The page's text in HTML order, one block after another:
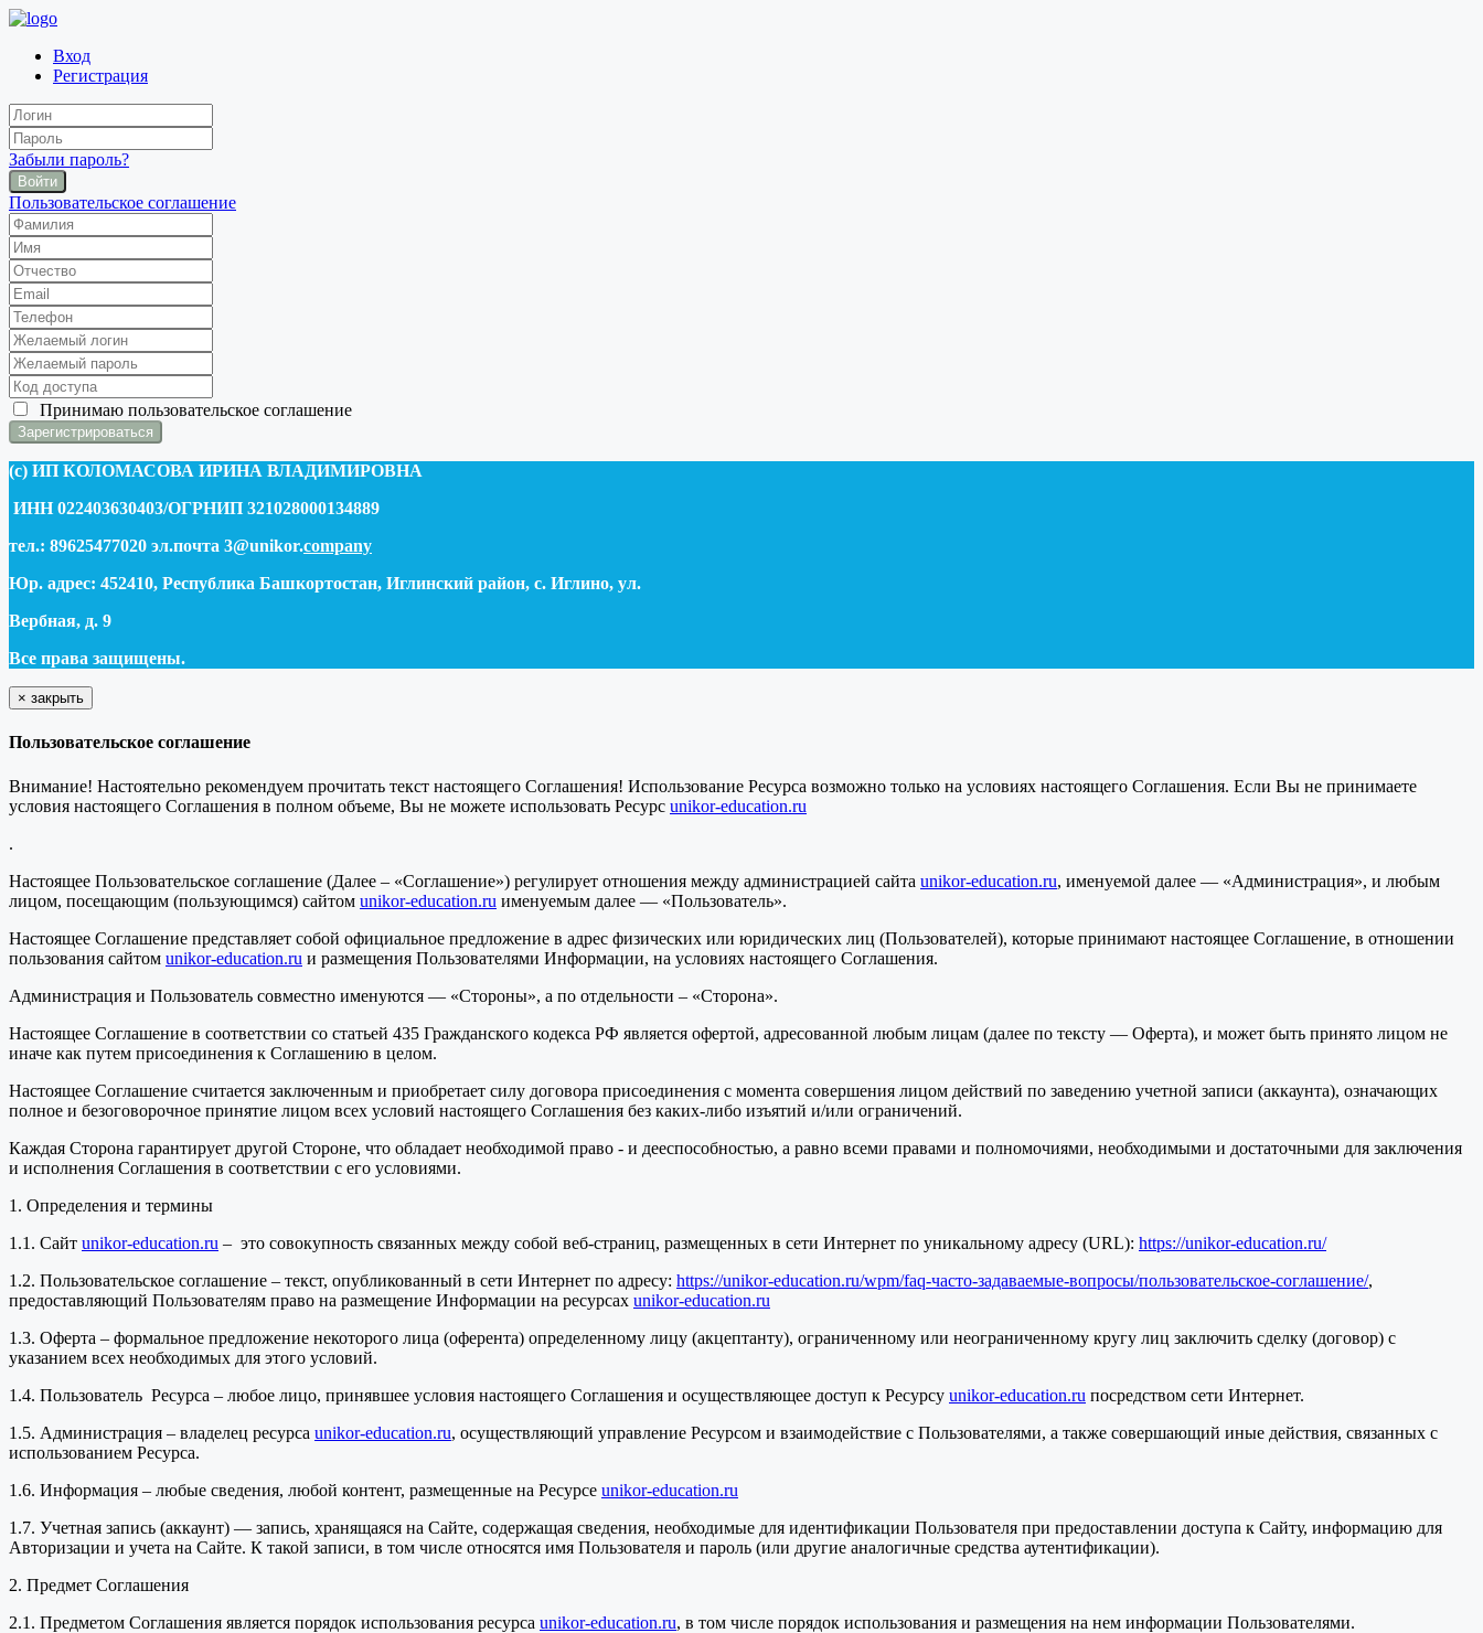
Вход
Регистрация
Забыли пароль?
Войти
Пользовательское соглашение
Принимаю пользовательское соглашение
(c) ИП КОЛОМАСОВА ИРИНА ВЛАДИМИРОВНА
ИНН 022403630403/ОГРНИП 321028000134889
тел.: 89625477020 эл.почта 3@unikor.company
Юр. адрес: 452410, Республика Башкортостан, Иглинский район, с. Иглино, ул.
Вербная, д. 9
Все права защищены.
× закрыть
Пользовательское соглашение
Внимание! Настоятельно рекомендуем прочитать текст настоящего Соглашения! Использование Ресурса возможно только на условиях настоящего Соглашения. Если Вы не принимаете
условия настоящего Соглашения в полном объеме, Вы не можете использовать Ресурс unikor-education.ru
.
Настоящее Пользовательское соглашение (Далее – «Соглашение») регулирует отношения между администрацией сайта unikor-education.ru, именуемой далее — «Администрация», и любым
лицом, посещающим (пользующимся) сайтом unikor-education.ru именуемым далее — «Пользователь».
Настоящее Соглашение представляет собой официальное предложение в адрес физических или юридических лиц (Пользователей), которые принимают настоящее Соглашение, в отношении
пользования сайтом unikor-education.ru и размещения Пользователями Информации, на условиях настоящего Соглашения.
Администрация и Пользователь совместно именуются — «Стороны», а по отдельности – «Сторона».
Настоящее Соглашение в соответствии со статьей 435 Гражданского кодекса РФ является офертой, адресованной любым лицам (далее по тексту — Оферта), и может быть принято лицом не
иначе как путем присоединения к Соглашению в целом.
Настоящее Соглашение считается заключенным и приобретает силу договора присоединения с момента совершения лицом действий по заведению учетной записи (аккаунта), означающих
полное и безоговорочное принятие лицом всех условий настоящего Соглашения без каких-либо изъятий и/или ограничений.
Каждая Сторона гарантирует другой Стороне, что обладает необходимой право - и дееспособностью, а равно всеми правами и полномочиями, необходимыми и достаточными для заключения
и исполнения Соглашения в соответствии с его условиями.
1. Определения и термины
1.1. Сайт unikor-education.ru – это совокупность связанных между собой веб-страниц, размещенных в сети Интернет по уникальному адресу (URL): https://unikor-education.ru/
1.2. Пользовательское соглашение – текст, опубликованный в сети Интернет по адресу: https://unikor-education.ru/wpm/faq-часто-задаваемые-вопросы/пользовательское-соглашение/,
предоставляющий Пользователям право на размещение Информации на ресурсах unikor-education.ru
1.3. Оферта – формальное предложение некоторого лица (оферента) определенному лицу (акцептанту), ограниченному или неограниченному кругу лиц заключить сделку (договор) с
указанием всех необходимых для этого условий.
1.4. Пользователь Ресурса – любое лицо, принявшее условия настоящего Соглашения и осуществляющее доступ к Ресурсу unikor-education.ru посредством сети Интернет.
1.5. Администрация – владелец ресурса unikor-education.ru, осуществляющий управление Ресурсом и взаимодействие с Пользователями, а также совершающий иные действия, связанных с
использованием Ресурса.
1.6. Информация – любые сведения, любой контент, размещенные на Ресурсе unikor-education.ru
1.7. Учетная запись (аккаунт) — запись, хранящаяся на Сайте, содержащая сведения, необходимые для идентификации Пользователя при предоставлении доступа к Сайту, информацию для
Авторизации и учета на Сайте. К такой записи, в том числе относятся имя Пользователя и пароль (или другие аналогичные средства аутентификации).
2. Предмет Соглашения
2.1. Предметом Соглашения является порядок использования ресурса unikor-education.ru, в том числе порядок использования и размещения на нем информации Пользователями.